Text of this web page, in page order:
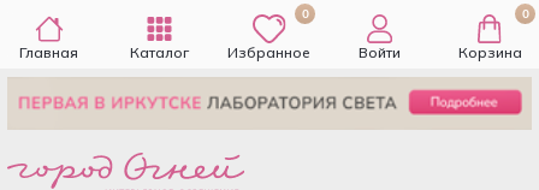
Главная Каталог
0
Избранное Войти
0
Корзина